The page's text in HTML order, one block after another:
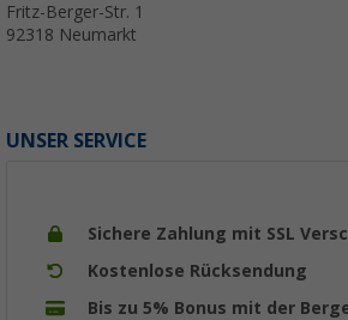
Fritz-Berger-Str. 1
92318 Neumarkt
UNSER SERVICE
Sichere Zahlung mit SSL
Kostenlose Rücksendung
Bis zu 5% Bonus mit der